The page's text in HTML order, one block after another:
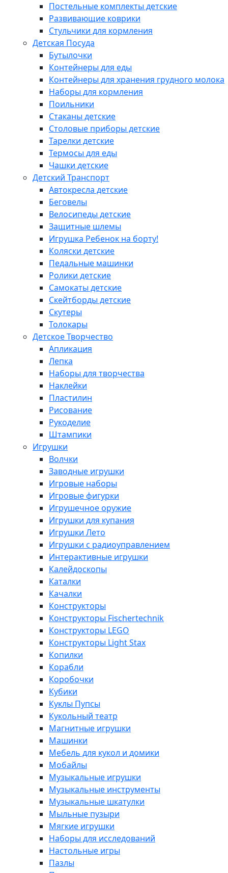
Постельные комплекты детские
Развивающие коврики
Стульчики для кормления
Детская Посуда
Бутылочки
Контейнеры для еды
Контейнеры для хранения грудного молока
Наборы для кормления
Поильники
Стаканы детские
Столовые приборы детские
Тарелки детские
Термосы для еды
Чашки детские
Детский Транспорт
Автокресла детские
Беговелы
Велосипеды детские
Защитные шлемы
Игрушка Ребенок на борту!
Коляски детские
Педальные машинки
Ролики детские
Самокаты детские
Скейтборды детские
Скутеры
Толокары
Детское Творчество
Апликация
Лепка
Наборы для творчества
Наклейки
Пластилин
Рисование
Рукоделие
Штампики
Игрушки
Волчки
Заводные игрушки
Игровые наборы
Игровые фигурки
Игрушечное оружие
Игрушки для купания
Игрушки Лето
Игрушки с радиоуправлением
Интерактивные игрушки
Калейдоскопы
Каталки
Качалки
Конструкторы
Конструкторы Fisсhertechnik
Конструкторы LEGO
Конструкторы Light Stax
Копилки
Корабли
Коробочки
Кубики
Куклы Пупсы
Кукольный театр
Магнитные игрушки
Машинки
Мебель для кукол и домики
Мобайлы
Музыкальные игрушки
Музыкальные инструменты
Музыкальные шкатулки
Мыльные пузыри
Мягкие игрушки
Наборы для исследований
Настольные игры
Пазлы